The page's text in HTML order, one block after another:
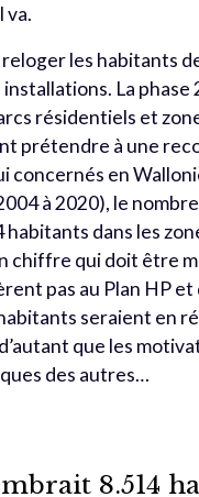
va.
les habitants
La phase
résidentiels et
prétendre à une
concernés en
à 2020), le
dans les
chiffre qui doit être
pas au Plan HP
seraient en
que les
des autres…
8.514